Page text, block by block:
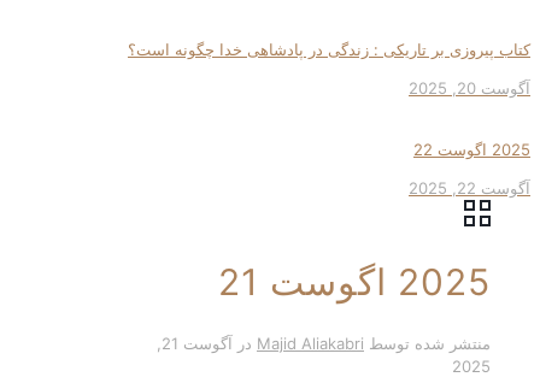
کتاب پیروزی بر تاریکی : زندگی در پادشاهی خدا چگونه است؟
آگوست 20, 2025
2025 اگوست 22
آگوست 22, 2025
2025 اگوست 21
منتشر شده توسط Majid Aliakabri در
2025